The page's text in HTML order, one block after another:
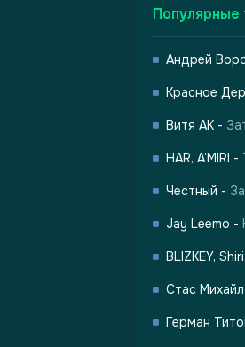
Популярные
Андрей
Красное
Витя АК -
HAR, A’MIRI -
Честный -
Jay Leemo -
BLIZKEY, Shiri
Стас
Герман